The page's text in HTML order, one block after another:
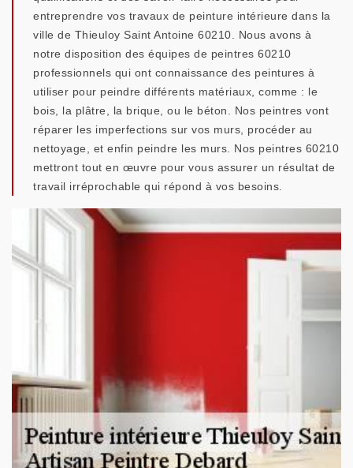
entreprendre vos travaux de peinture intérieure dans la
ville de Thieuloy Saint Antoine 60210. Nous avons à
notre disposition des équipes de peintres 60210
professionnels qui ont connaissance des peintures à
utiliser pour peindre différents matériaux, comme : le
bois, la plâtre, la brique, ou le béton. Nos peintres vont
réparer les imperfections sur vos murs, procéder au
nettoyage, et enfin peindre les murs. Nos peintres 60210
mettront tout en œuvre pour vous assurer un résultat de
travail irréprochable qui répond à vos besoins.